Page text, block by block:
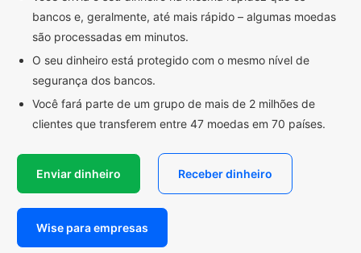
bancos e, geralmente, até mais rápido – algumas moedas
são processadas em minutos.
O seu dinheiro está protegido com o mesmo nível de
segurança dos bancos.
Você fará parte de um grupo de mais de 2 milhões de
clientes que transferem entre 47 moedas em 70 países.
Enviar dinheiro Receber dinheiro
Wise para empresas